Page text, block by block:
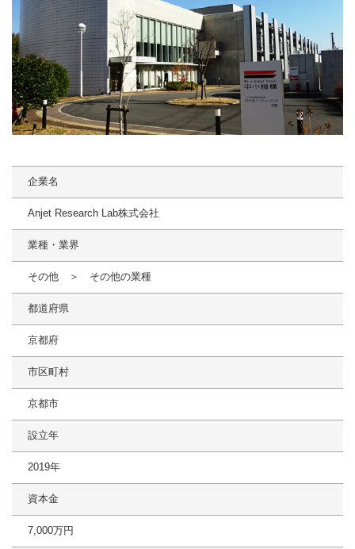
企業名
Anjet Research Lab株式会社
業種・業界
その他 ＞ その他の業種
都道府県
京都府
市区町村
京都市
設立年
2019年
資本金
7,000万円